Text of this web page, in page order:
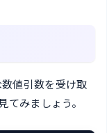
値引数を受け取
みましょう。